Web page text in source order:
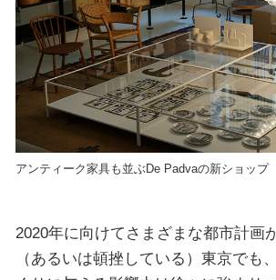
アンティーク家具も並ぶDe Padvaの新ショップ
2020年に向けてさまざまな都市計画
（あるいは頓挫している）東京でも